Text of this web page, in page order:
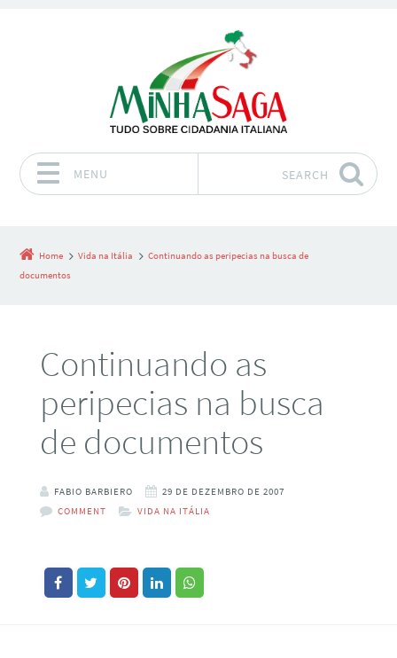
MENU SEARCH
Home Vida na Itália
Continuando as peripecias na busca de
documentos
Continuando as
peripecias na busca
de documentos
FABIO BARBIERO
29 DE DEZEMBRO DE 2007
COMMENT
VIDA NA ITÁLIA